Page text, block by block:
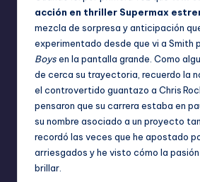
acción en thriller Supermax
mezcla de sorpresa y anticipación
experimentado desde que vi a Smith
Boysen la pantalla grande. Como
de cerca su trayectoria, recuerdo la
el controvertido guantazo a Chris
pensaron que su carrera estaba en
su nombre asociado a un proyecto
recordó las veces que he apostado
arriesgados y he visto cómo la
brillar.